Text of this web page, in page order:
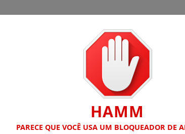
que chegam a R$ 3,8 mil
Igreja do Divino
HAMM
PARECE QUE VOCÊ USA UM BLOQUEADOR DE